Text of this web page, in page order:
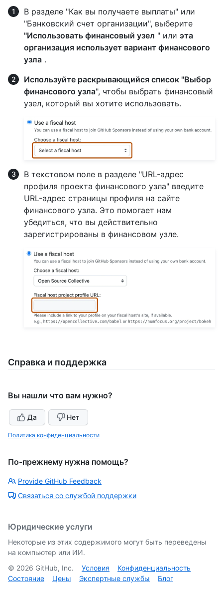
В разделе "Как вы получаете выплаты" или
"Банковский счет организации", выберите
"Использовать финансовый узел " или эта
организация использует вариант финансового
узла .
Используйте раскрывающийся список "Выбор
финансового узла", чтобы выбрать финансовый
узел, который вы хотите использовать.
В текстовом поле в разделе "URL-адрес
профиля проекта финансового узла" введите
URL-адрес страницы профиля на сайте
финансового узла. Это помогает нам
убедиться, что вы действительно
зарегистрированы в финансовом узле.
Справка и поддержка
Вы нашли что вам нужно?
Да Нет
Политика конфиденциальности
По-прежнему нужна помощь?
Provide GitHub Feedback
Связаться со службой поддержки
Юридические услуги
Некоторые из этих содержимого могут быть переведены
на компьютер или ИИ.
© 2026 GitHub, Inc. Условия
Конфиденциальность
Состояние
Цены Экспертные службы Блог